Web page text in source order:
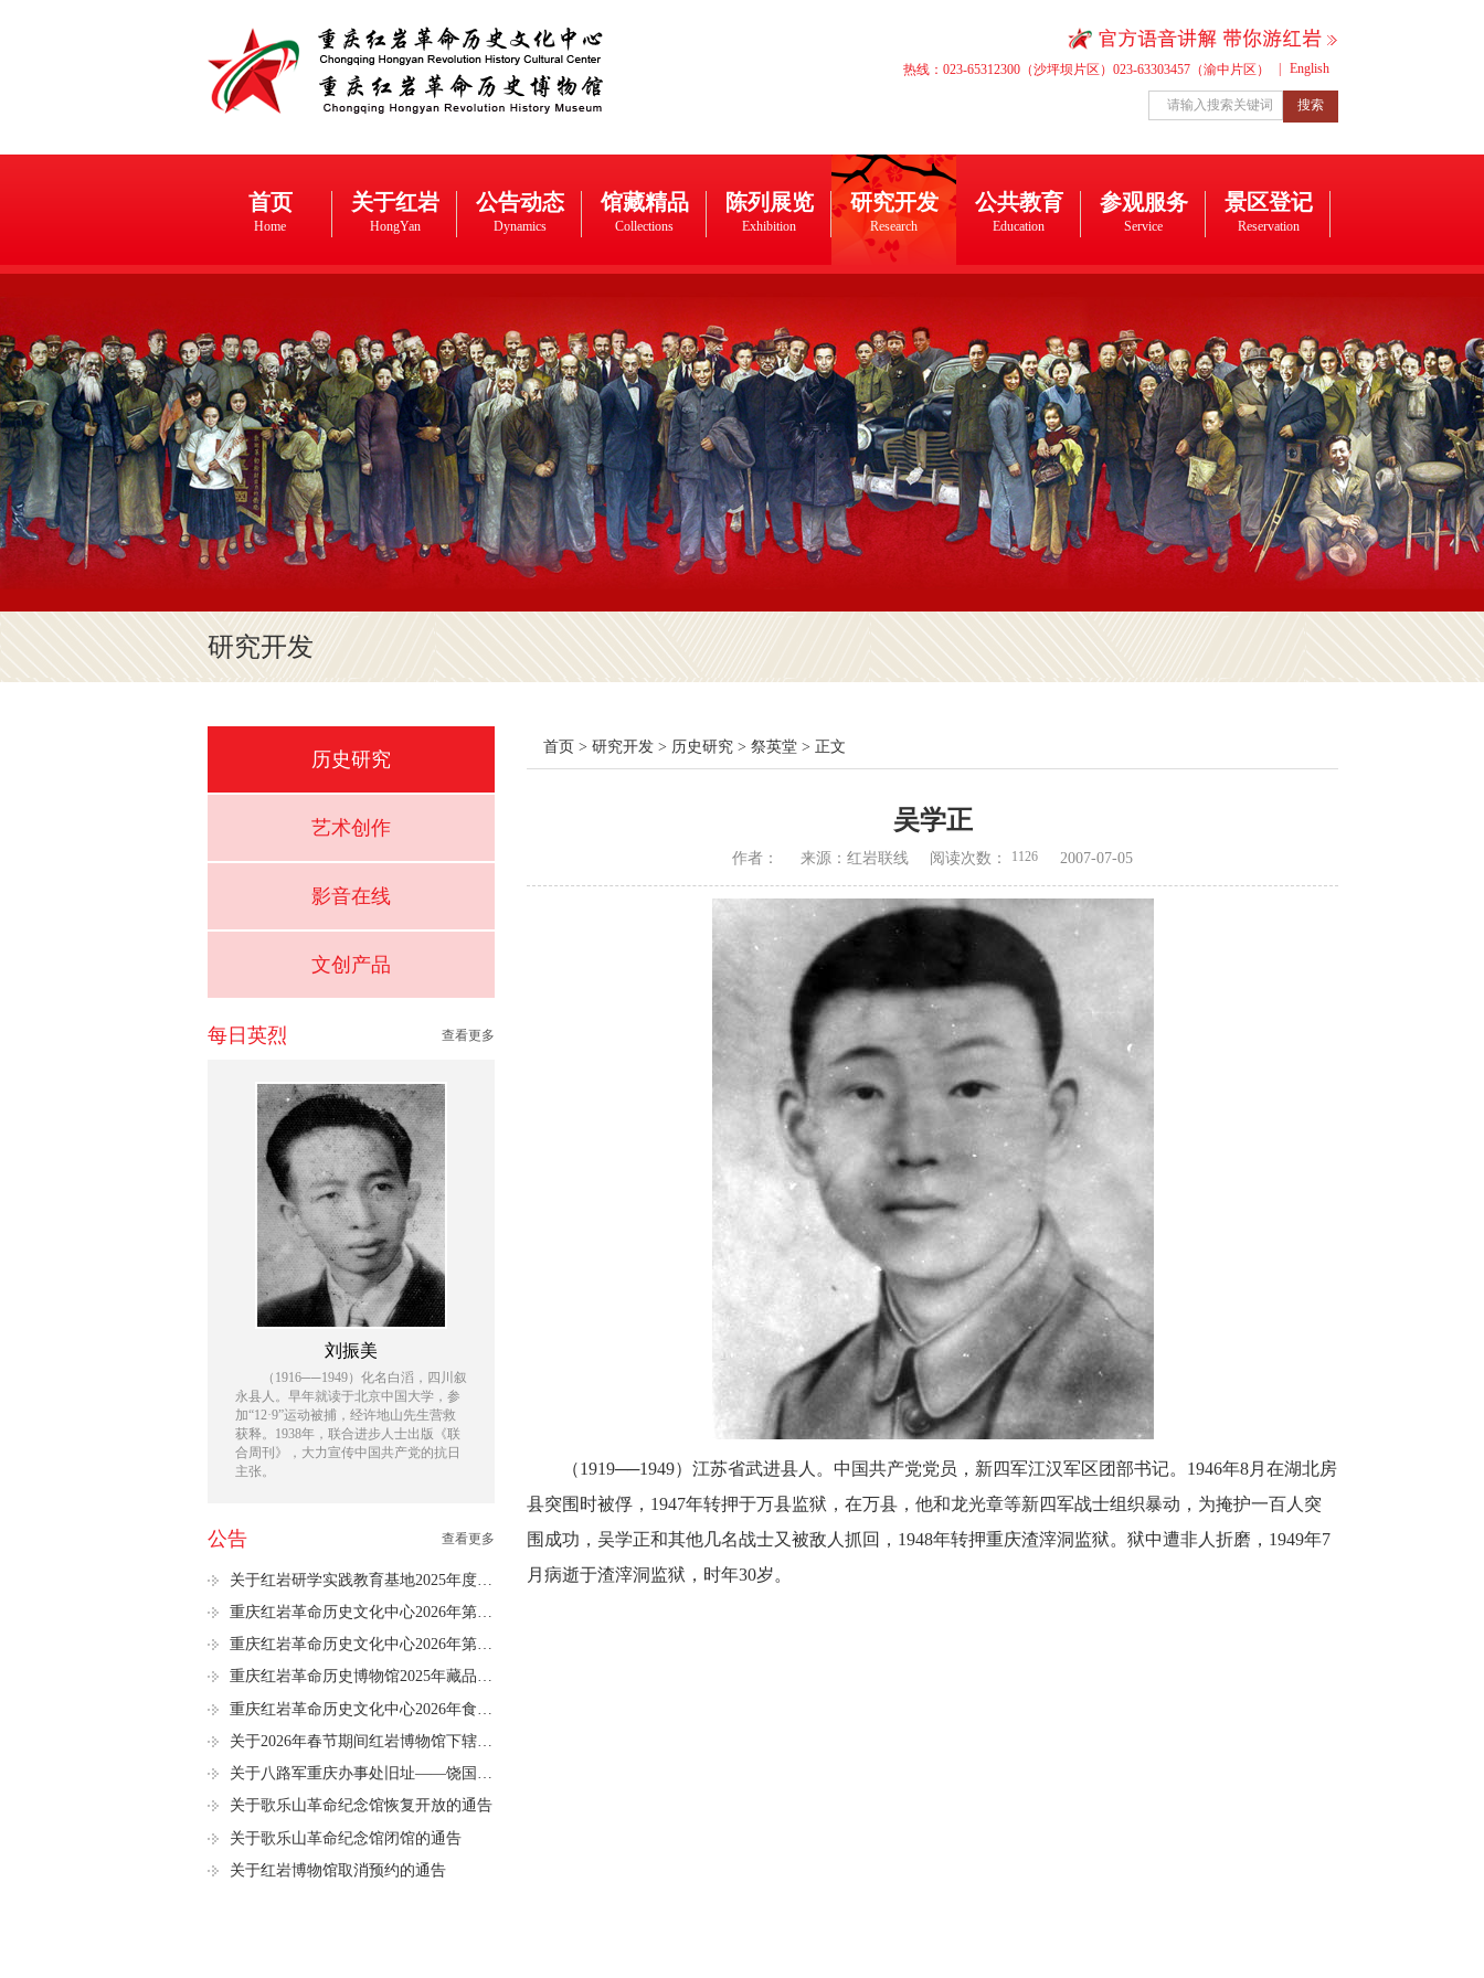
热线：023-65312300（沙坪坝片区）023-63303457（渝中片区） English
搜索
首页
Home
关于红岩
HongYan
公告动态
Dynamics
馆藏精品
Collections
陈列展览
Exhibition
研究开发
Research
公共教育
Education
参观服务
Service
景区登记
Reservation
研究开发
历史研究
艺术创作
影音在线
文创产品
每日英烈 查看更多
刘振美
（1916──1949）化名白滔，四川叙
永县人。早年就读于北京中国大学，参
加“12·9”运动被捕，经许地山先生营救
获释。1938年，联合进步人士出版《联
合周刊》，大力宣传中国共产党的抗日
主张。
公告 查看更多
重庆红岩革命历史文化中心2026年第二季度考核招聘进入资格复审人员名单公示
重庆红岩革命历史博物馆2025年藏品信息
关于八路军重庆办事处旧址——饶国模故居暂停对外开放的通告
关于歌乐山革命纪念馆恢复开放的通告
关于歌乐山革命纪念馆闭馆的通告
关于红岩博物馆取消预约的通告
首页 > 研究开发 > 历史研究 > 祭英堂 > 正文
吴学正
作者： 来源：红岩联线 阅读次数： 1126 2007-07-05
（1919──1949）江苏省武进县人。中国共产党党员，新四军江汉军区团部书记。1946年8月在湖北房
县突围时被俘，1947年转押于万县监狱，在万县，他和龙光章等新四军战士组织暴动，为掩护一百人突
围成功，吴学正和其他几名战士又被敌人抓回，1948年转押重庆渣滓洞监狱。狱中遭非人折磨，1949年7
月病逝于渣滓洞监狱，时年30岁。